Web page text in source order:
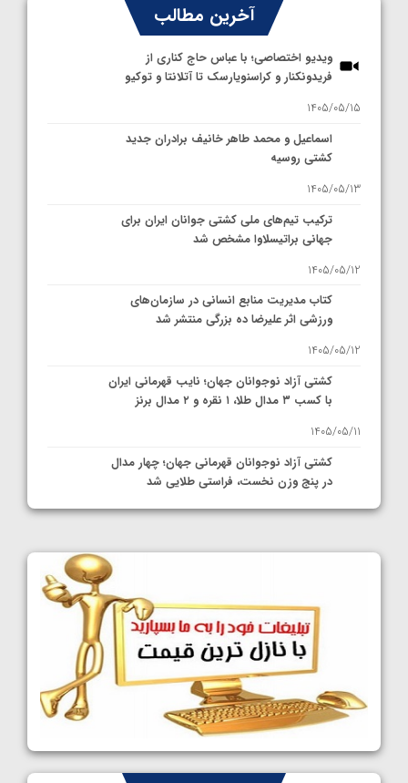
آخرین مطالب
ویدیو اختصاصی؛ با عباس حاج کناری از
فریدونکنار و کراسنویارسک تا آتلانتا و توکیو
1405/05/15
اسماعیل و محمد طاهر خانیف برادران جدید
کشتی روسیه
1405/05/13
ترکیب تیم‌های ملی کشتی جوانان ایران برای
جهانی براتیسلاوا مشخص شد
1405/05/12
کتاب مدیریت منابع انسانی در سازمان‌های
ورزشی اثر علیرضا ده بزرگی منتشر شد
1405/05/12
کشتی آزاد نوجوانان جهان؛ نایب قهرمانی ایران
با کسب ۳ مدال طلا، ۱ نقره و ۲ مدال برنز
1405/05/11
کشتی آزاد نوجوانان قهرمانی جهان؛ چهار مدال
در پنج وزن نخست، فراستی طلایی شد
1405/05/11
کشتی آزاد نوجوانان جهان؛ رقبای نمایندگان
ایران مشخص شدند
1405/05/08
کشتی فرنگی نوجوانان جهان؛ سکوی تیمی
سوم برای ایران
1405/05/07